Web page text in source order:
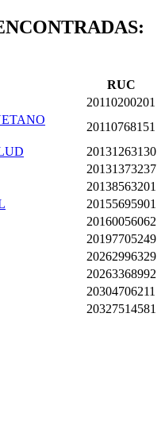
RUC
20110200201
20110768151
20131263130
20131373237
20138563201
20155695901
20160056062
20197705249
20262996329
20263368992
20304706211
20327514581